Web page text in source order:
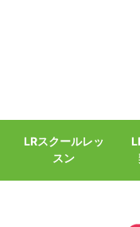
LRスクールレッ
スン